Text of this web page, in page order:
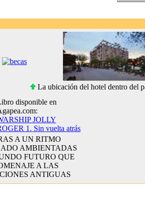
La ubicación del hotel dentro del
disponible en
JOLLY
1. Sin vuelta atrás
A UN RITMO
AMBIENTADAS
FUTURO QUE
A LAS
ANTIGUAS